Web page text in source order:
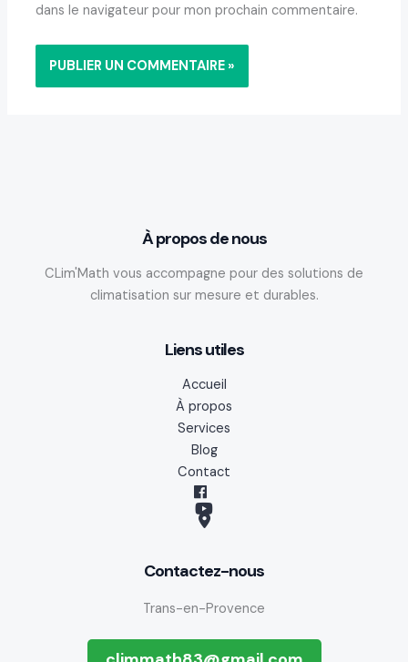
dans le navigateur pour mon prochain commentaire.
À propos de nous
CLim'Math vous accompagne pour des solutions de
climatisation sur mesure et durables.
Liens utiles
Accueil
À propos
Services
Blog
Contact
G
o
l
e
Contactez-nous
Trans-en-Provence